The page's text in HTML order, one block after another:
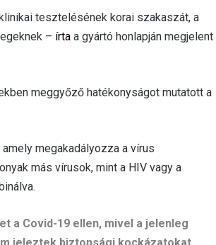
tesztelésének korai szakaszát, a
– írta a gyártó honlapján megjelent
meggyőző hatékonyságot mutatott a
megakadályozza a vírus
más vírusok, mint a HIV vagy a
a Covid-19 ellen, mivel a jelenleg
jeleztek biztonsági kockázatokat.